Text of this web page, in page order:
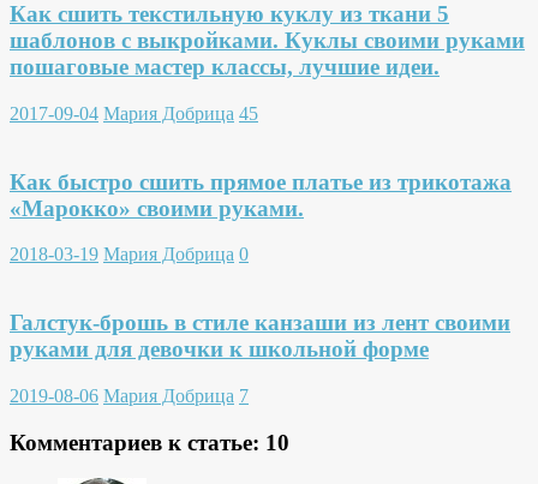
Как сшить текстильную куклу из ткани 5
шаблонов с выкройками. Куклы своими руками
пошаговые мастер классы, лучшие идеи.
2017-09-04 Мария Добрица 45
Как быстро сшить прямое платье из трикотажа
«Марокко» своими руками.
2018-03-19 Мария Добрица 0
Галстук-брошь в стиле канзаши из лент своими
руками для девочки к школьной форме
2019-08-06 Мария Добрица 7
Комментариев к статье: 10